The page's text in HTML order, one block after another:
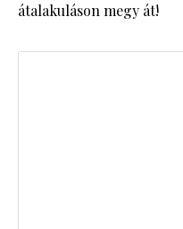
átalakuláson megy át!